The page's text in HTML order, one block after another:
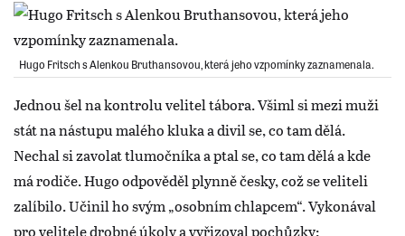
Hugo Fritsch s Alenkou Bruthansovou, která jeho vzpomínky zaznamenala.
Jednou šel na kontrolu velitel tábora. Všiml si mezi muži
stát na nástupu malého kluka a divil se, co tam dělá.
Nechal si zavolat tlumočníka a ptal se, co tam dělá a kde
má rodiče. Hugo odpověděl plynně česky, což se veliteli
zalíbilo. Učinil ho svým „osobním chlapcem“. Vykonával
pro velitele drobné úkoly a vyřizoval pochůzky: